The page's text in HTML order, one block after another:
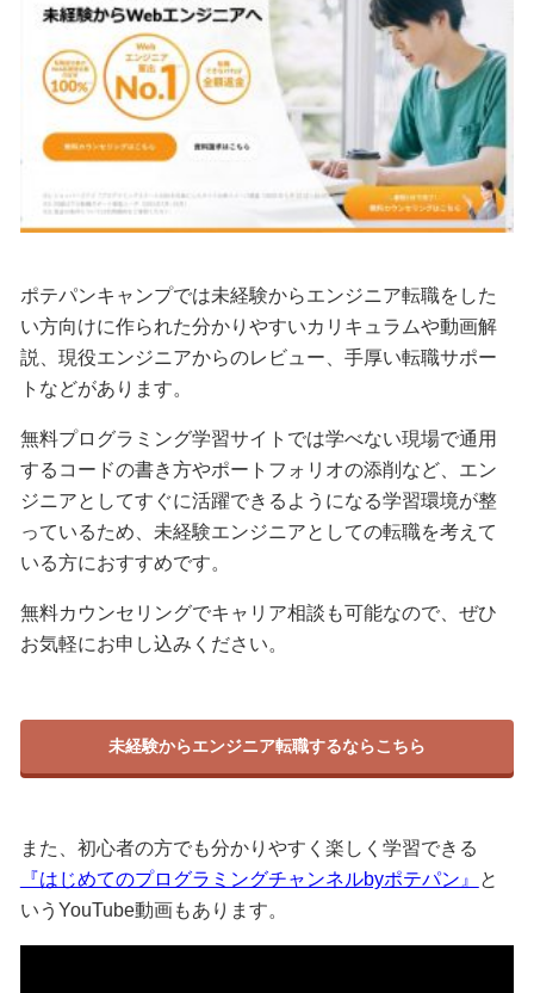
ポテパンキャンプでは未経験からエンジニア転職をした
い方向けに作られた分かりやすいカリキュラムや動画解
説、現役エンジニアからのレビュー、手厚い転職サポー
トなどがあります。
無料プログラミング学習サイトでは学べない現場で通用
するコードの書き方やポートフォリオの添削など、エン
ジニアとしてすぐに活躍できるようになる学習環境が整
っているため、未経験エンジニアとしての転職を考えて
いる方におすすめです。
無料カウンセリングでキャリア相談も可能なので、ぜひ
お気軽にお申し込みください。
未経験からエンジニア転職するならこちら
また、初心者の方でも分かりやすく楽しく学習できる
『はじめてのプログラミングチャンネルbyポテパン』
と
いうYouTube動画もあります。